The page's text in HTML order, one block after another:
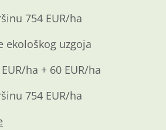
754 EUR/ha
ekološkog uzgoja
ha + 60 EUR/ha
754 EUR/ha